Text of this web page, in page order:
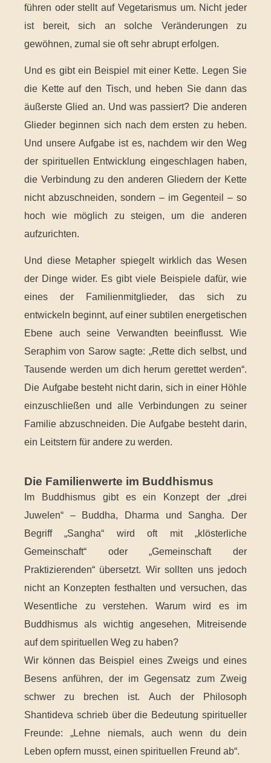
führen oder stellt auf Vegetarismus um. Nicht jeder
ist bereit, sich an solche Veränderungen zu
gewöhnen, zumal sie oft sehr abrupt erfolgen.
Und es gibt ein Beispiel mit einer Kette. Legen Sie
die Kette auf den Tisch, und heben Sie dann das
äußerste Glied an. Und was passiert? Die anderen
Glieder beginnen sich nach dem ersten zu heben.
Und unsere Aufgabe ist es, nachdem wir den Weg
der spirituellen Entwicklung eingeschlagen haben,
die Verbindung zu den anderen Gliedern der Kette
nicht abzuschneiden, sondern – im Gegenteil – so
hoch wie möglich zu steigen, um die anderen
aufzurichten.
Und diese Metapher spiegelt wirklich das Wesen
der Dinge wider. Es gibt viele Beispiele dafür, wie
eines der Familienmitglieder, das sich zu
entwickeln beginnt, auf einer subtilen energetischen
Ebene auch seine Verwandten beeinflusst. Wie
Seraphim von Sarow sagte: „Rette dich selbst, und
Tausende werden um dich herum gerettet werden“.
Die Aufgabe besteht nicht darin, sich in einer Höhle
einzuschließen und alle Verbindungen zu seiner
Familie abzuschneiden. Die Aufgabe besteht darin,
ein Leitstern für andere zu werden.
Die Familienwerte im Buddhismus
Im Buddhismus gibt es ein Konzept der „drei
Juwelen“ – Buddha, Dharma und Sangha. Der
Begriff „Sangha“ wird oft mit „klösterliche
Gemeinschaft“ oder „Gemeinschaft der
Praktizierenden“ übersetzt. Wir sollten uns jedoch
nicht an Konzepten festhalten und versuchen, das
Wesentliche zu verstehen. Warum wird es im
Buddhismus als wichtig angesehen, Mitreisende
auf dem spirituellen Weg zu haben?
Wir können das Beispiel eines Zweigs und eines
Besens anführen, der im Gegensatz zum Zweig
schwer zu brechen ist. Auch der Philosoph
Shantideva schrieb über die Bedeutung spiritueller
Freunde: „Lehne niemals, auch wenn du dein
Leben opfern musst, einen spirituellen Freund ab“.